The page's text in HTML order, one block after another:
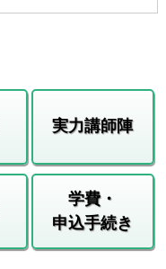
実力講師陣
学費・
申込手続き